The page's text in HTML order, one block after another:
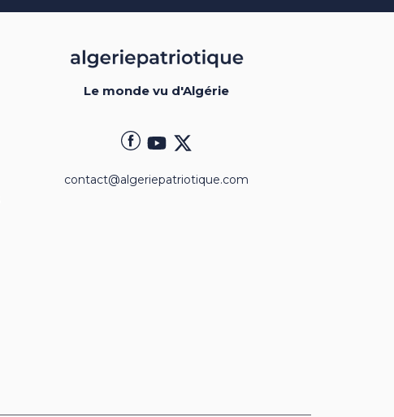
Le monde vu d'Algérie
contact@algeriepatriotique.com